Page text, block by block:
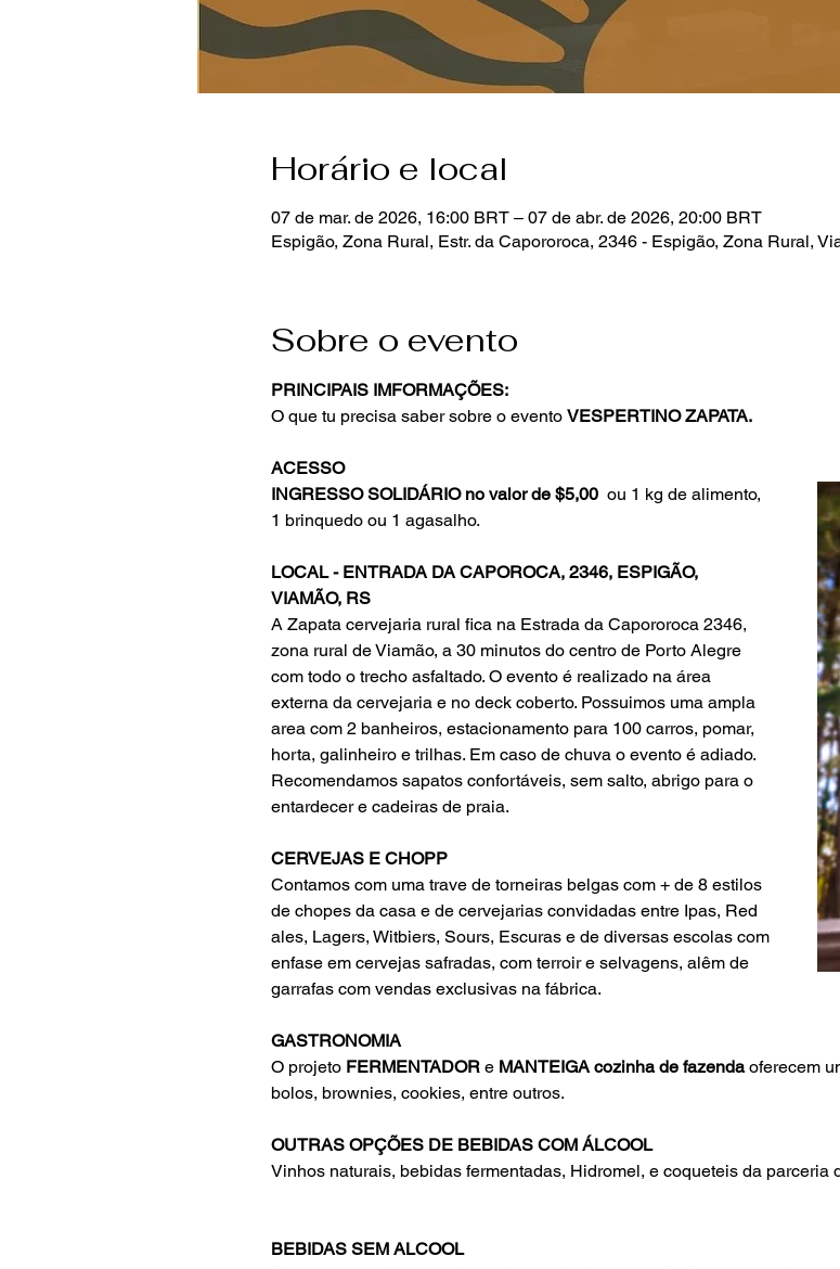
Horário e local
07 de mar. de 2026, 16:00 BRT – 07 de abr. de 2026, 20:00 BRT
Espigão, Zona Rural, Estr. da Capororoca, 2346 - Espigão, Zona Rural,
Sobre o evento
PRINCIPAIS IMFORMAÇÕES:
O que tu precisa saber sobre o evento VESPERTINO ZAPATA.
ACESSO
INGRESSO SOLIDÁRIO no valor de $5,00 ou 1 kg de alimento,
1 brinquedo ou 1 agasalho.
LOCAL - ENTRADA DA CAPOROCA, 2346, ESPIGÃO,
VIAMÃO, RS
A Zapata cervejaria rural fica na Estrada da Capororoca 2346,
zona rural de Viamão, a 30 minutos do centro de Porto Alegre
com todo o trecho asfaltado. O evento é realizado na área
externa da cervejaria e no deck coberto. Possuimos uma ampla
area com 2 banheiros, estacionamento para 100 carros, pomar,
horta, galinheiro e trilhas. Em caso de chuva o evento é adiado.
Recomendamos sapatos confortáveis, sem salto, abrigo para o
entardecer e cadeiras de praia.
CERVEJAS E CHOPP
Contamos com uma trave de torneiras belgas com + de 8 estilos
de chopes da casa e de cervejarias convidadas entre Ipas, Red
ales, Lagers, Witbiers, Sours, Escuras e de diversas escolas com
enfase em cervejas safradas, com terroir e selvagens, alêm de
garrafas com vendas exclusivas na fábrica.
GASTRONOMIA
O projeto FERMENTADOR e MANTEIGA cozinha de fazenda oferecem
bolos, brownies, cookies, entre outros.
OUTRAS OPÇÕES DE BEBIDAS COM ÁLCOOL
Vinhos naturais, bebidas fermentadas, Hidromel, e coqueteis da parceria
BEBIDAS SEM ALCOOL